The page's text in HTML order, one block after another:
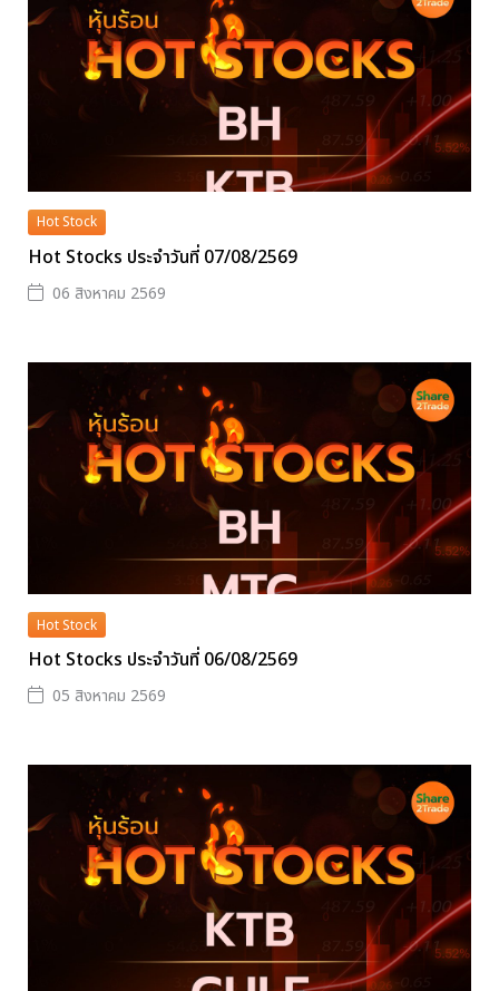
Hot Stock
Hot Stocks ประจำวันที่ 07/08/2569
06 สิงหาคม 2569
Hot Stock
Hot Stocks ประจำวันที่ 06/08/2569
05 สิงหาคม 2569